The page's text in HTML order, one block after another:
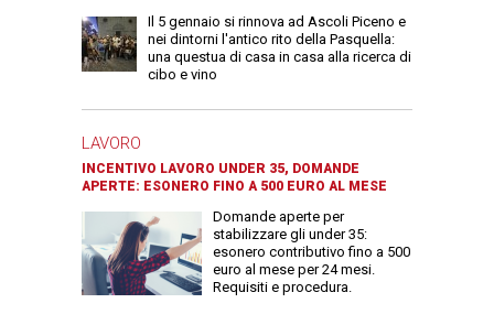
Il 5 gennaio si rinnova ad Ascoli Piceno e
nei dintorni l'antico rito della Pasquella:
una questua di casa in casa alla ricerca di
cibo e vino
LAVORO
INCENTIVO LAVORO UNDER 35, DOMANDE
APERTE: ESONERO FINO A 500 EURO AL MESE
Domande aperte per
stabilizzare gli under 35:
esonero contributivo fino a 500
euro al mese per 24 mesi.
Requisiti e procedura.